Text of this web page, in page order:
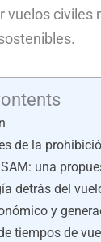
vuelos civiles
de la
una
detrás del
y
tiempos de